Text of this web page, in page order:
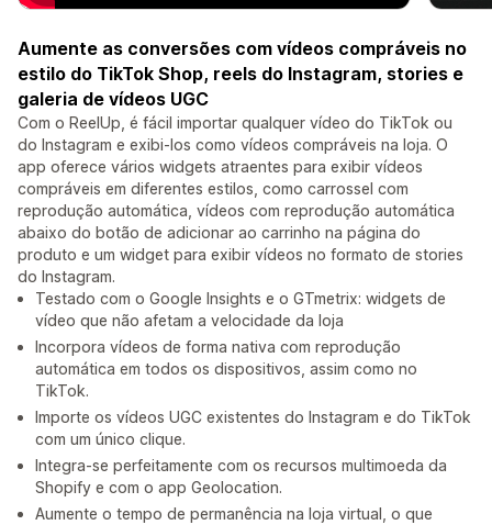
Aumente as conversões com vídeos compráveis no
estilo do TikTok Shop, reels do Instagram, stories e
galeria de vídeos UGC
Com o ReelUp, é fácil importar qualquer vídeo do TikTok ou
do Instagram e exibi-los como vídeos compráveis na loja. O
app oferece vários widgets atraentes para exibir vídeos
compráveis em diferentes estilos, como carrossel com
reprodução automática, vídeos com reprodução automática
abaixo do botão de adicionar ao carrinho na página do
produto e um widget para exibir vídeos no formato de stories
do Instagram.
Testado com o Google Insights e o GTmetrix: widgets de
vídeo que não afetam a velocidade da loja
Incorpora vídeos de forma nativa com reprodução
automática em todos os dispositivos, assim como no
TikTok.
Importe os vídeos UGC existentes do Instagram e do TikTok
com um único clique.
Integra-se perfeitamente com os recursos multimoeda da
Shopify e com o app Geolocation.
Aumente o tempo de permanência na loja virtual, o que